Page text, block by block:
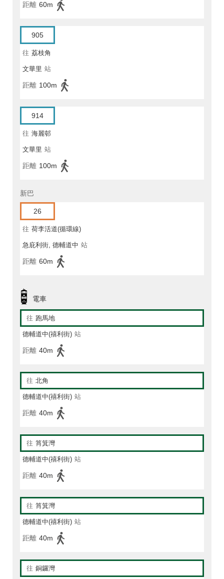
距離 60m
905
往 荔枝角
文華里 站
距離 100m
914
往 海麗邨
文華里 站
距離 100m
新巴
26
往 荷李活道(循環線)
急庇利街, 德輔道中 站
距離 60m
電車
往 跑馬地
德輔道中(禧利街) 站
距離 40m
往 北角
德輔道中(禧利街) 站
距離 40m
往 筲箕灣
德輔道中(禧利街) 站
距離 40m
往 筲箕灣
德輔道中(禧利街) 站
距離 40m
往 銅鑼灣